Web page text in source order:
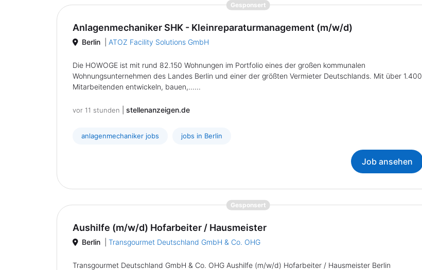
Gesponsert{prompt.job}
Anlagenmechaniker SHK - Kleinreparaturmanagement (m/w/d)
Berlin ATOZ Facility Solutions GmbH
Die HOWOGE ist mit rund 82.150 Wohnungen im Portfolio eines der großen kommunalen
Wohnungsunternehmen des Landes Berlin und einer der größten Vermieter Deutschlands. Mit über 1.400
Mitarbeitenden entwickeln, bauen,......
vor 11 stunden stellenanzeigen.de
anlagenmechaniker jobs jobs in Berlin
Job ansehen
Gesponsert{prompt.job}
Aushilfe (m/w/d) Hofarbeiter / Hausmeister
Berlin Transgourmet Deutschland GmbH & Co. OHG
Transgourmet Deutschland GmbH & Co. OHG Aushilfe (m/w/d) Hofarbeiter / Hausmeister Berlin